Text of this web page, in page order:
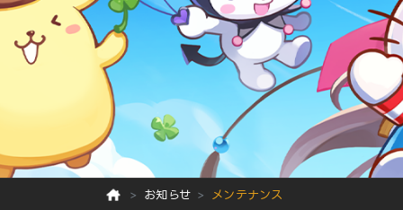
お知らせ メンテナンス